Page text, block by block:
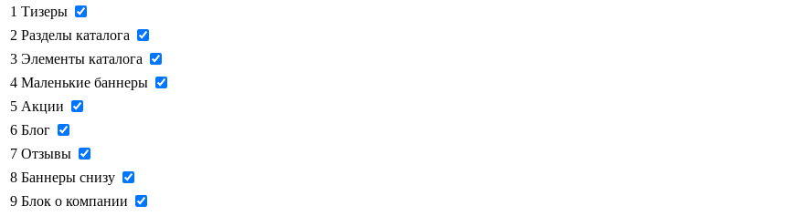
1 Тизеры
2 Разделы каталога
3 Элементы каталога
4 Маленькие баннеры
5 Акции
6 Блог
7 Отзывы
8 Баннеры снизу
9 Блок о компании